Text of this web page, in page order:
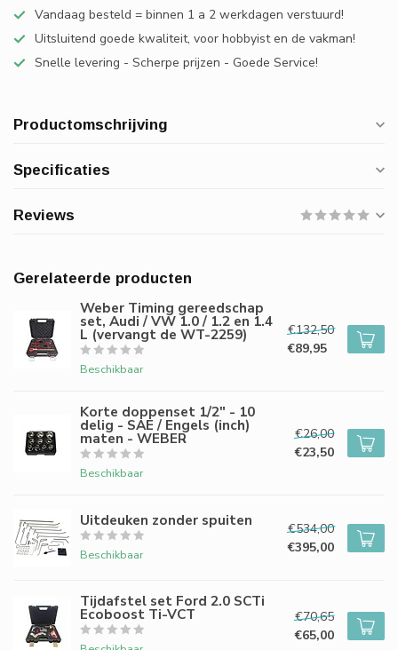
Vandaag besteld = binnen 1 a 2 werkdagen verstuurd!
Uitsluitend goede kwaliteit, voor hobbyist en de vakman!
Snelle levering - Scherpe prijzen - Goede Service!
Productomschrijving
Specificaties
Reviews
Gerelateerde producten
Weber Timing gereedschap
set, Audi / VW 1.0 / 1.2 en 1.4
L (vervangt de WT-2259)
Beschikbaar
€132,50
€89,95
Korte doppenset 1/2" - 10
delig - SAE / Engels (inch)
maten - WEBER
Beschikbaar
€26,00
€23,50
Uitdeuken zonder spuiten
Beschikbaar
€534,00
€395,00
Tijdafstel set Ford 2.0 SCTi
Ecoboost Ti-VCT
€70,65
€65,00